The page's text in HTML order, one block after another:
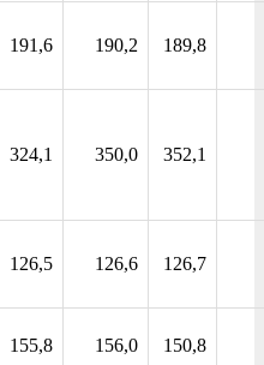
191,6 190,2 189,8
324,1 350,0 352,1
126,5 126,6 126,7
155,8 156,0 150,8